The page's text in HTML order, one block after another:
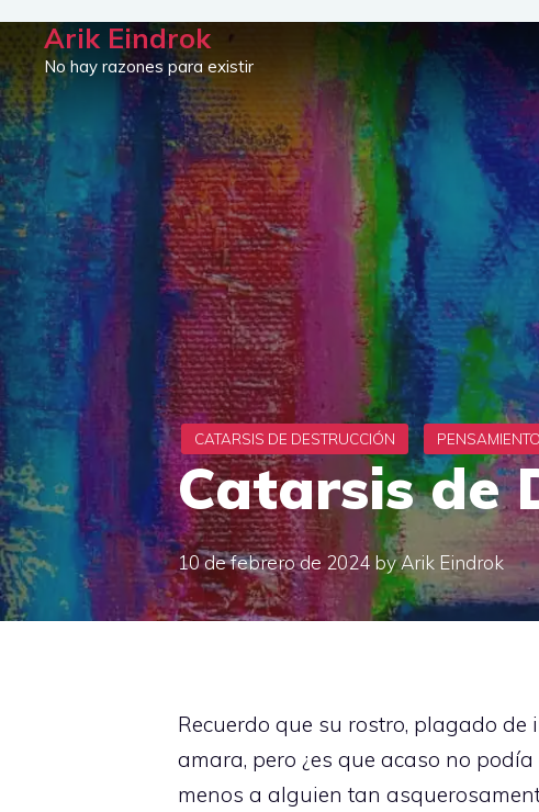
Saltar
contenido
Arik Eindrok
No hay razones para existir
Catarsis de
10 de febrero de 2024byArik Eindrok
Recuerdo que su rostro, plagado
amara, pero ¿es que acaso no
menos a alguien tan